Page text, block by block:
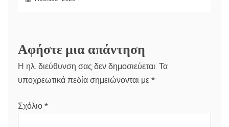
Αφήστε μια απάντηση
Η ηλ. διεύθυνση σας δεν δημοσιεύεται. Τα
υποχρεωτικά πεδία σημειώνονται με *
Σχόλιο *